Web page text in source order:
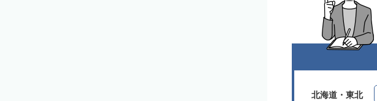
北海道・東北